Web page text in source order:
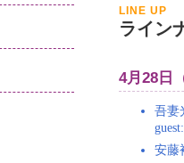
LINE UP
ライン
4月28日
吾妻
guest:
安藤